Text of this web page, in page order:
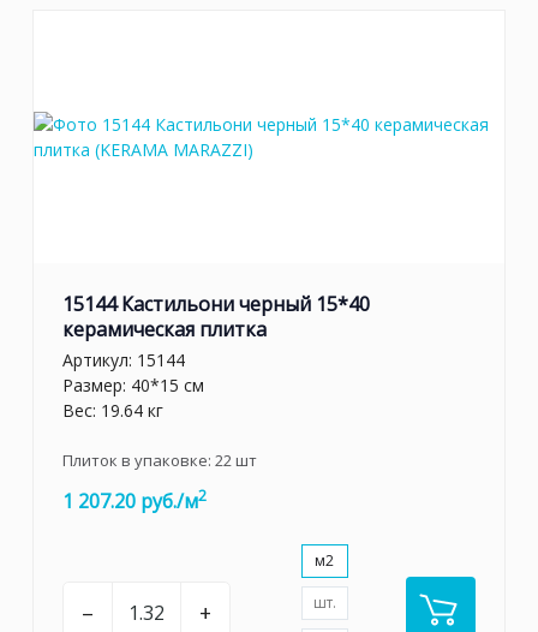
15144 Кастильони черный 15*40
керамическая плитка
Артикул: 15144
Размер: 40*15 см
Вес: 19.64 кг
Плиток в упаковке: 22шт
1 207.20 руб./м2
– +
м2
шт.